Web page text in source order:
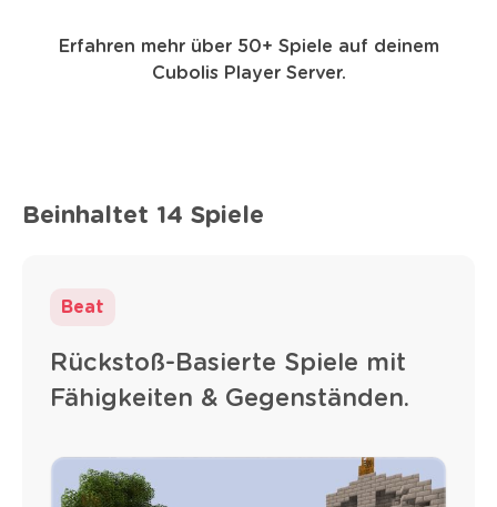
Erfahren mehr über 50+ Spiele auf deinem
Cubolis Player Server.
Beinhaltet 14 Spiele
Beat
Rückstoß-Basierte Spiele mit
Fähigkeiten & Gegenständen.